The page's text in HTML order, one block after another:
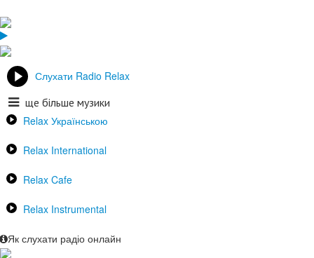
Слухати Radio Relax
ще більше музики
Relax Українською
Relax International
Relax Cafe
Relax Instrumental
Як слухати радіо онлайн